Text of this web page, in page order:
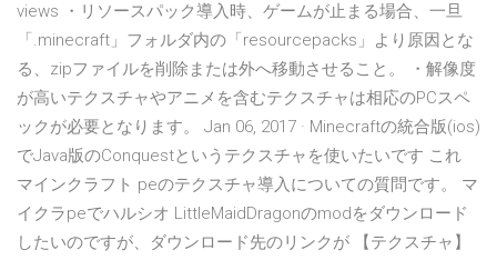
views ・リソースパック導入時、ゲームが止まる場合、一旦
「.minecraft」フォルダ内の「resourcepacks」より原因とな
る、zipファイルを削除または外へ移動させること。 ・解像度
が高いテクスチャやアニメを含むテクスチャは相応のPCスペ
ックが必要となります。 Jan 06, 2017 · Minecraftの統合版(ios)
でJava版のConquestというテクスチャを使いたいです これ
マインクラフト peのテクスチャ導入についての質問です。 マ
イクラpeでハルシオ LittleMaidDragonのmodをダウンロード
したいのですが、ダウンロード先のリンクが 【テクスチャ】